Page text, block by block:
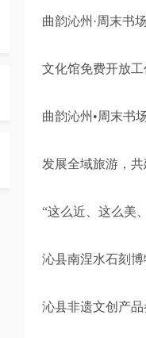
曲韵沁州·周末书
文化馆免费开放
曲韵沁州•周末书
发展全域旅游，
“这么近、这么美
沁县南涅水石刻
沁县非遗文创产